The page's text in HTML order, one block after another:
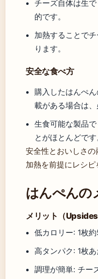
チーズ自体は生
的です。
加熱することで
ります。
安全な食べ方
購入したはんぺ
載がある場合は、
生食可能な製品
とがほとんどです
安全性とおいしさの
加熱を前提にレシピ
はんぺんの
メリット（Upsides
低カロリー: 1枚
高タンパク: 1枚
調理が簡単: チー